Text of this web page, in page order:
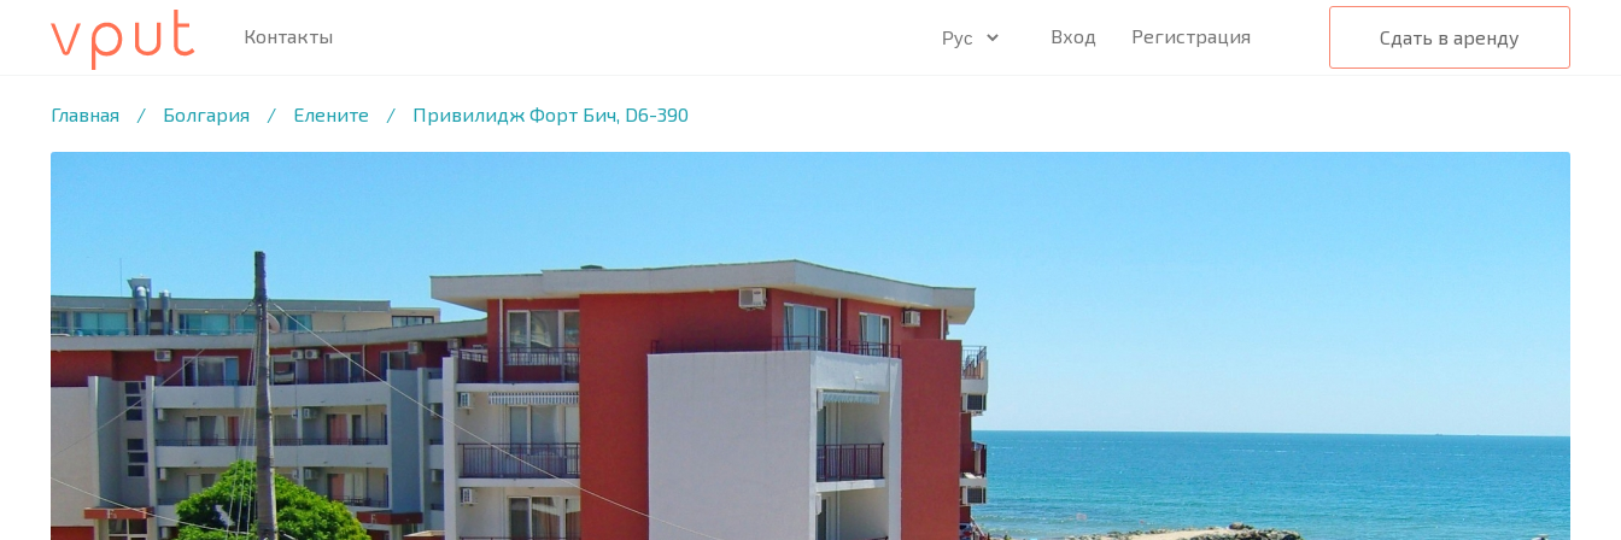
Сдать в аренду
Вход Регистрация
Контакты
Главная / Болгария / Елените / Привилидж Форт Бич, D6-390
1 /15 ФОТО